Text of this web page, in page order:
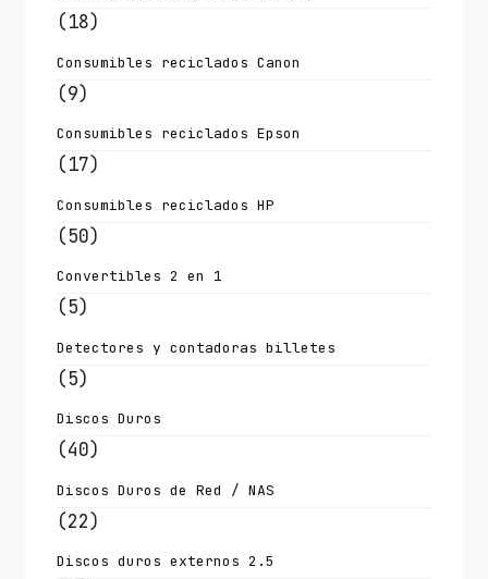
(18)
Consumibles reciclados Canon
(9)
Consumibles reciclados Epson
(17)
Consumibles reciclados HP
(50)
Convertibles 2 en 1
(5)
Detectores y contadoras billetes
(5)
Discos Duros
(40)
Discos Duros de Red / NAS
(22)
Discos duros externos 2.5